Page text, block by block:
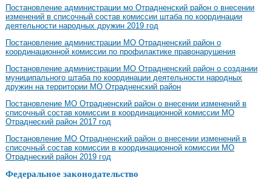
Постановление администрации мо Отрадненский район о внесении
изменений в списочный состав комиссии штаба по координации
деятельности народных дружин 2019 год
Постановление администрации МО Отрадненский район о
координационной комиссии по профилактике правонарушения
Постановление администрации МО Отрадненский район о создании
муниципального штаба по координации деятельности народных
дружин на территории МО Отрадненский район
Постановление МО Отрадненский район о внесении изменений в
списочный состав комиссии в координационной комиссии МО
Отраднеский район 2017 год
Постановление МО Отрадненский район о внесении изменений в
списочный состав комиссии в координационной комиссии МО
Отраднеский район 2019 год
Федеральное законодательство